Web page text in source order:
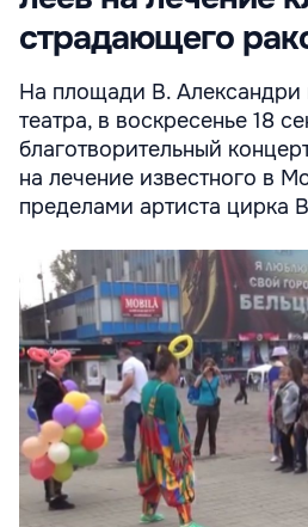
страдающего
На площади В. Александри
театра, в воскресенье 18
благотворительный
на лечение известного в
пределами артиста цирка